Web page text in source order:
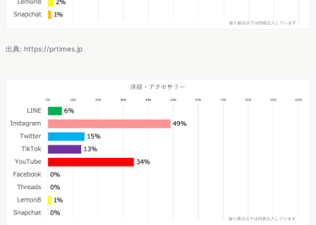
出典: https://prtimes.jp